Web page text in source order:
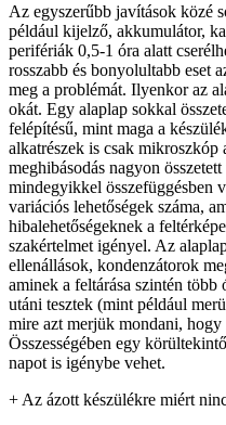
Az egyszerűbb javítások közé
például kijelző, akkumulátor,
perifériák 0,5-1 óra alatt
rosszabb és bonyolultabb eset
meg a problémát. Ilyenkor az
okát. Egy alaplap sokkal
felépítésű, mint maga a
alkatrészek is csak
meghibásodás nagyon
mindegyikkel összefüggésben
variációs lehetőségek száma,
hibalehetőségeknek a
szakértelmet igényel. Az
ellenállások, kondenzátorok
aminek a feltárása szintén
utáni tesztek (mint például
mire azt merjük mondani, hogy
Összességében egy
napot is igénybe vehet.
+ Az ázott készülékre miért